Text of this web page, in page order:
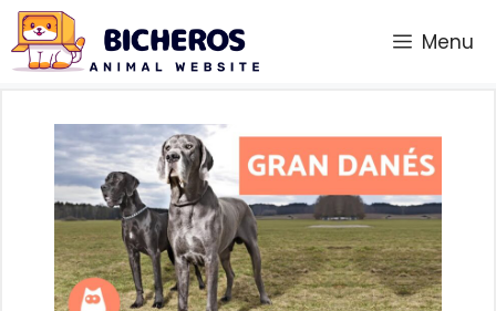
Saltar
al
contenido
Menu